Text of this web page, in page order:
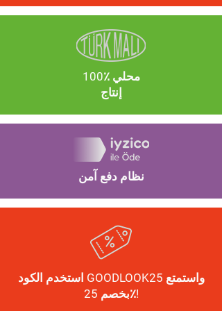
100٪ محلي
إنتاج
نظام دفع آمن
استخدم الكود GOODLOOK25 واستمتع
بخصم 25٪!